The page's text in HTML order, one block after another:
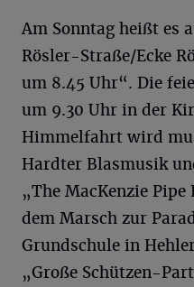
Am Sonntag heißt es
Rösler-Straße/Ecke
um 8.45 Uhr“. Die
um 9.30 Uhr in der
Himmelfahrt wird
Hardter Blasmusik
„The MacKenzie
dem Marsch zur
Grundschule in
„Große Schützen-